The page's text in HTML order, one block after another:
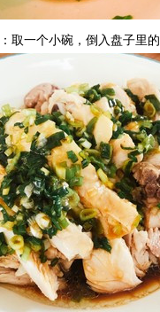
取一个小碗，倒入盘子里